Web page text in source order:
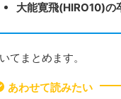
大能寛飛(HIRO10)の
てまとめます。
あわせて読みたい